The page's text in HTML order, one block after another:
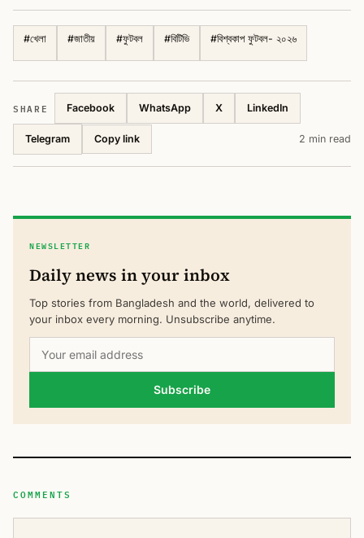
#খেলা #জাতীয় #ফুটবল #বিটিভি #বিশ্বকাপ ফুটবল- ২০২৬
SHARE Facebook WhatsApp X LinkedIn
Telegram Copy link 2 min read
NEWSLETTER
Daily news in your inbox
Top stories from Bangladesh and the world, delivered to
your inbox every morning. Unsubscribe anytime.
Subscribe
COMMENTS